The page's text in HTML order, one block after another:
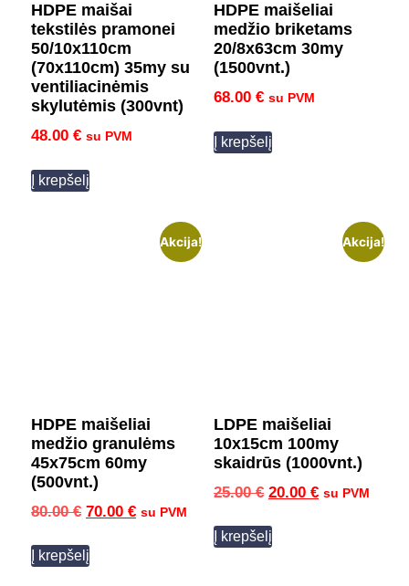
HDPE maišai
tekstilės pramonei
50/10x110cm
(70x110cm) 35my su
ventiliacinėmis
skylutėmis (300vnt)
48.00 € su PVM
Į krepšelį
HDPE maišeliai
medžio briketams
20/8x63cm 30my
(1500vnt.)
68.00 € su PVM
Į krepšelį
Akcija!
HDPE maišeliai
medžio granulėms
45x75cm 60my
(500vnt.)
80.00€ 70.00 € su PVM
Į krepšelį
Akcija!
LDPE maišeliai
10x15cm 100my
skaidrūs (1000vnt.)
25.00€ 20.00 € su PVM
Į krepšelį